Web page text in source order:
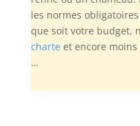
les normes
que soit votre budget,
charteet encore moins
…